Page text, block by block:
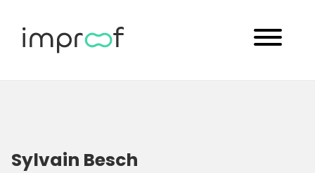
Sylvain Besch